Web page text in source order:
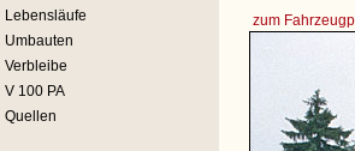
Lebensläufe
Umbauten
Verbleibe
V 100 PA
Quellen
zum